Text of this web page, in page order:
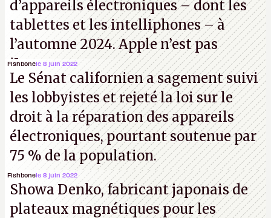
d’appareils électroniques – dont les
tablettes et les intelliphones – à
l’automne 2024. Apple n’est pas
iJouasse.
Fishbonele 8 juin 2022
Le Sénat californien a sagement suivi
les lobbyistes et rejeté la loi sur le
droit à la réparation des appareils
électroniques, pourtant soutenue par
75 % de la population.
Fishbonele 8 juin 2022
Showa Denko, fabricant japonais de
plateaux magnétiques pour les